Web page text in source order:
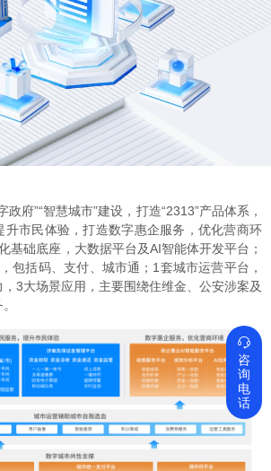
府”“智慧城市”建设，打造“2313”产品体系，
升市民体验，打造数字惠企服务，优化营商环
基础底座，大数据平台及AI智能体开发平台；
包括码、支付、城市通；1套城市运营平台，
3大场景应用，主要围绕住维金、公安涉案及

咨
询
电
话